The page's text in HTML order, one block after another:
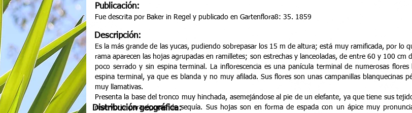
Publicación:
Fue descrita por Baker in Regel y publicado en Gartenflora8: 35. 1859
Descripción:
Distribución geográfica:
Es la más grande de las yucas, pudiendo sobrepasar los 15 m de altura; está muy ramificada, por lo
rama aparecen las hojas agrupadas en ramilletes; son estrechas y lanceoladas, de entre 60 y 100
poco serrado y sin espina terminal. La inflorescencia es una panícula terminal de numerosas
espina terminal, ya que es blanda y no muy afilada. Sus flores son unas campanillas blanquecinas
muy llamativas.
Presenta la base del tronco muy hinchada, asemejándose al pie de un elefante, ya que tiene sus
reservorio para épocas de sequía. Sus hojas son en forma de espada con un ápice muy